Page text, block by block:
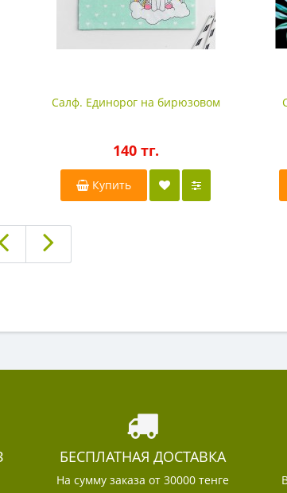
Салф. Единорог на бирюзовом
140 тг.
Купить
БЕСПЛАТНАЯ ДОСТАВКА
На сумму заказа от 30000 тенге